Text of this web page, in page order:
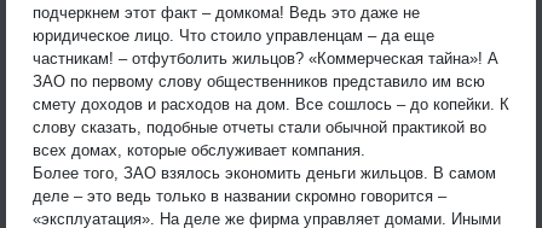
подчеркнем этот факт – домкома! Ведь это даже не
юридическое лицо. Что стоило управленцам – да еще
частникам! – отфутболить жильцов? «Коммерческая тайна»! А
ЗАО по первому слову общественников представило им всю
смету доходов и расходов на дом. Все сошлось – до копейки. К
слову сказать, подобные отчеты стали обычной практикой во
всех домах, которые обслуживает компания.
Более того, ЗАО взялось экономить деньги жильцов. В самом
деле – это ведь только в названии скромно говорится –
«эксплуатация». На деле же фирма управляет домами. Иными